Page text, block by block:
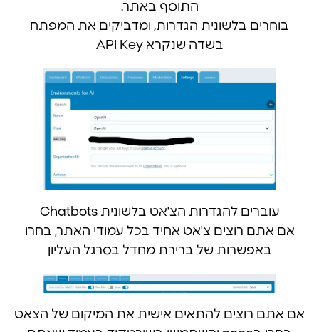
התוסף באתר.
בוחרים בלשונית הגדרות, ומדביקים את המפתח
בשדה שנקרא API Key
עוברים להגדרות הצ'אט בלשונית Chatbots
אם אתם רוצים צ'אט אחיד בכל עמודי האתר, בחרו
באפשרות של ברירת מחדל בסרגל העליון
אם אתם רוצים להתאים אישית את המיקום של הצאט